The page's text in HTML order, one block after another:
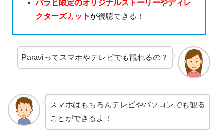
パラビ限定のオリジナルストーリーやディレ
クターズカット が視聴できる！
Paraviってスマホやテレビでも観れるの？
スマホはもちろんテレビやパソコンでも観る
ことができるよ！